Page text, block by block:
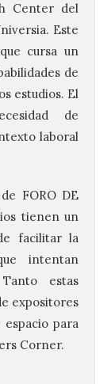
Center del
Este
cursa un
de
estudios. El
de
laboral
FORO DE
tienen un
facilitar la
intentan
estas
expositores
para
Corner.